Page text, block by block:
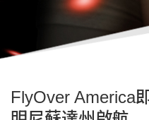
FlyOver America